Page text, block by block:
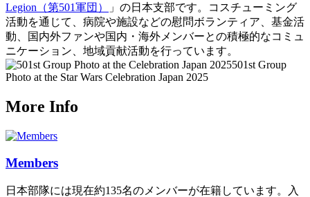
Legion（第501軍団）
」の日本支部です。コスチューミング
活動を通じて、病院や施設などの慰問ボランティア、基金活
動、国内外ファンや国内・海外メンバーとの積極的なコミュ
ニケーション、地域貢献活動を行っています。
501st Group
Photo at the Star Wars Celebration Japan 2025
More Info
Members
日本部隊には現在約135名のメンバーが在籍しています。入